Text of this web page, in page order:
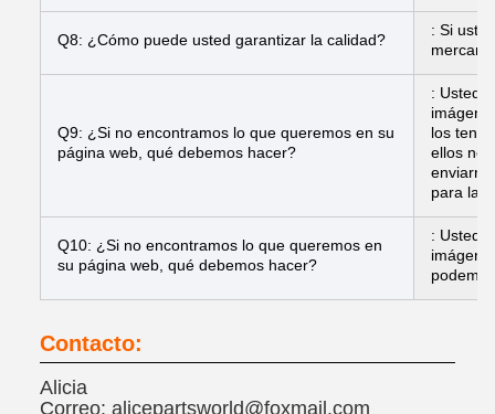
Q8: ¿Cómo puede usted garantizar la calidad?
: Si
Q9: ¿Si no encontramos lo que queremos en su
página web, qué debemos hacer?
: Usted
los
ellos no
para la
Q10: ¿Si no encontramos lo que queremos en
su página web, qué debemos hacer?
: Usted
Contacto:
Alicia
Correo: alicepartsworld@foxmail.com